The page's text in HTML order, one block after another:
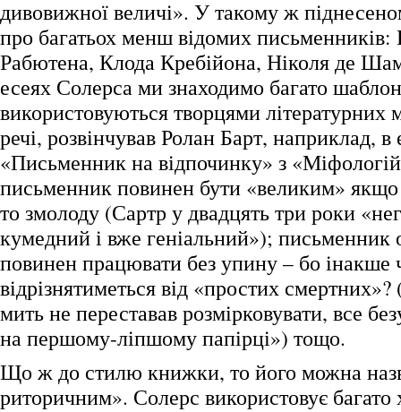
дивовижної величі». У такому ж
про багатьох менш відомих
Рабютена, Клода Кребійона, Ніколя де
есеях Солерса ми знаходимо багато
використовуються творцями літературних
речі, розвінчував Ролан Барт, наприклад, в
«Письменник на відпочинку» з
письменник повинен бути «великим» якщо
то змолоду (Сартр у двадцять три роки
кумедний і вже геніальний»); письменник
повинен працювати без упину – бо інакше
відрізнятиметься від «простих
мить не переставав розмірковувати, все
на першому-ліпшому папірці») тощо.
Що ж до стилю книжки, то його можна
риторичним». Солерс використовує багато